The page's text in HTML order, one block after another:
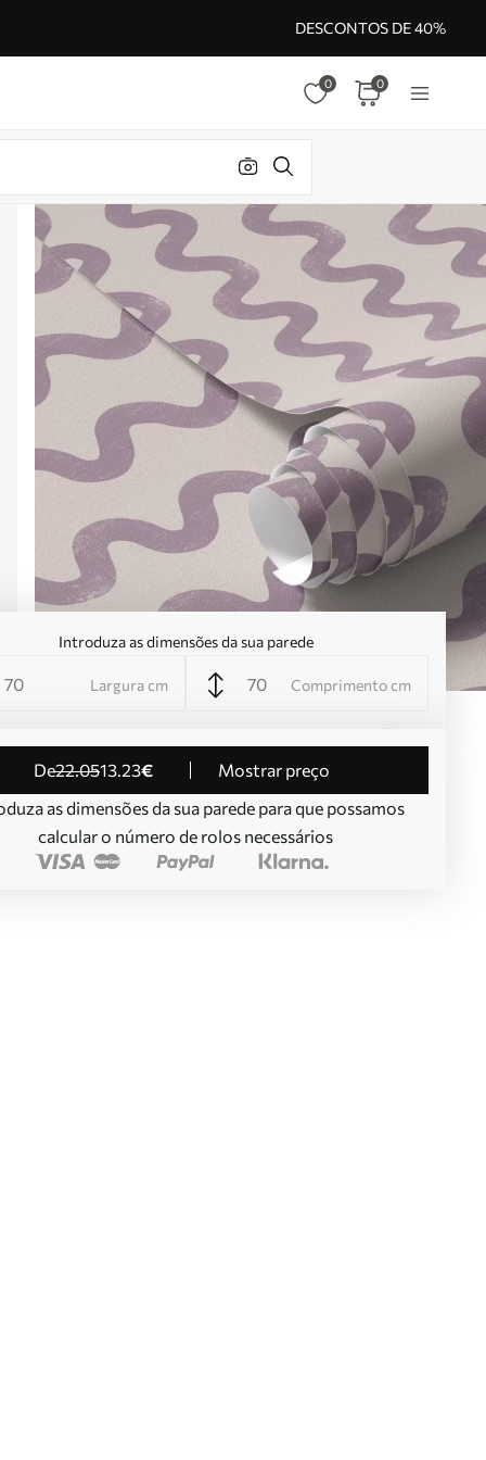
DESCONTOS DE 40%
0 0
Introduza as dimensões da sua parede
Largura cm Comprimento cm
de22.0513.23€
Mostrar preço
as dimensões da sua parede para que possamos
calcular o número de rolos necessários